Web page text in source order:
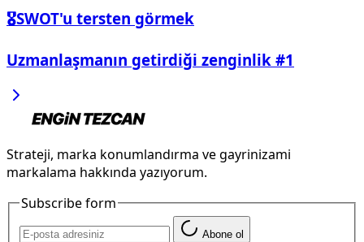
🎖️SWOT'u tersten görmek
Uzmanlaşmanın getirdiği zenginlik #1
Strateji, marka konumlandırma ve gayrinizami
markalama hakkında yazıyorum.
Subscribe form
Abone ol